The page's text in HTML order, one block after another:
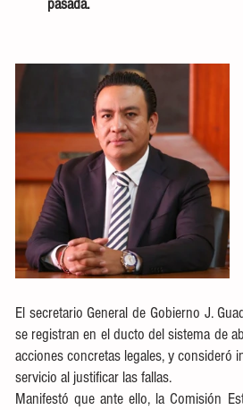
pasada.
El secretario General de Gobierno J.
se registran en el ducto del sistema de
acciones concretas legales, y consideró
servicio al justificar las fallas.
Manifestó que ante ello, la Comisión